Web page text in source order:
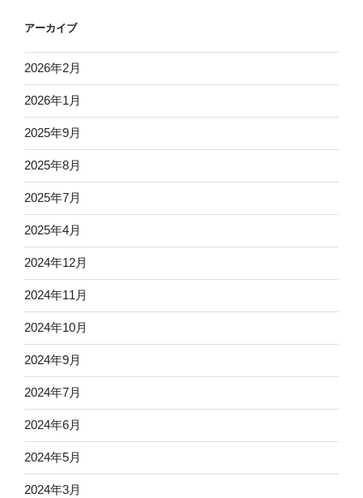
アーカイブ
2026年2月
2026年1月
2025年9月
2025年8月
2025年7月
2025年4月
2024年12月
2024年11月
2024年10月
2024年9月
2024年7月
2024年6月
2024年5月
2024年3月